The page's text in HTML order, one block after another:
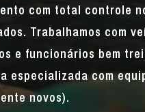
com total controle
Trabalhamos com
e funcionários bem
especializada com
novos).